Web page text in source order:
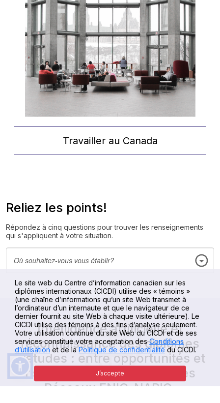
Travailler au Canada
Reliez les points!
Répondez à cinq questions pour trouver les renseignements
qui s'appliquent à votre situation.
Intelligence artificielle et
reconnaissance des diplômes
d’études : entre opportunités et
risques, du point de vue des
Réseaux ENIC-NARIC.
Le site web du Centre d’information canadien sur les
diplômes internationaux (CICDI) utilise des « témoins »
(une chaîne d’informations qu’un site Web transmet à
l’ordinateur d’un internaute et que le navigateur de ce
dernier fournit au site Web à chaque visite ultérieure). Le
CICDI utilise des témoins à des fins d’analyse seulement.
Votre utilisation continue du site Web du CICDI et de ses
services constitue votre acceptation desConditions
d’utilisation et de laPolitique de confidentialitédu CICDI.
J’accepte